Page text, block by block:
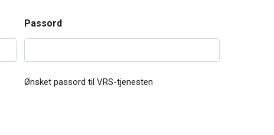
Passord
Ønsket passord til VRS-tjenesten